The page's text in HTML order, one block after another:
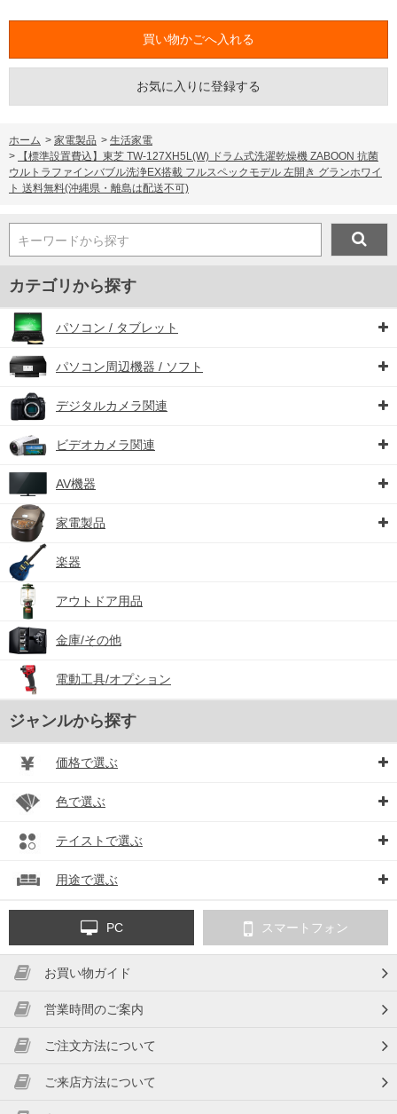
お気に入りに登録する
ホーム > 家電製品 > 生活家電
>
【標準設置費込】東芝 TW-127XH5L(W) ドラム式洗濯乾燥機 ZABOON 抗菌
ウルトラファインバブル洗浄EX搭載 フルスペックモデル 左開き グランホワイ
ト 送料無料(沖縄県・離島は配送不可)
キーワードから探す
カテゴリから探す
パソコン / タブレット
パソコン周辺機器 / ソフト
デジタルカメラ関連
ビデオカメラ関連
AV機器
家電製品
楽器
アウトドア用品
金庫/その他
電動工具/オプション
ジャンルから探す
価格で選ぶ
色で選ぶ
テイストで選ぶ
用途で選ぶ
PC スマートフォン
お買い物ガイド
営業時間のご案内
ご注文方法について
ご来店方法について